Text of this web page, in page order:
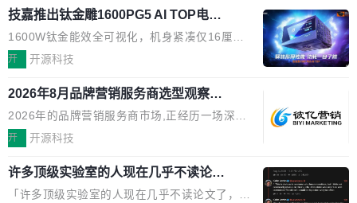
技嘉推出钛金雕1600PG5 AI TOP电
源：为发烧级主机与本地AI算力打造旗
舰供电方案
1600W钛金能效全可视化，机身紧凑仅16厘米
继2026台北电脑展首度亮相后，技嘉科技近日正
电源专为发烧级DIY主机与本地AI算力平台打
造，整机长度仅16厘米，提供1600W额定功率
与80PLUS钛金能效；支持ATX 3.1与PCIe 5.1
实时LCD监控屏，可充分满足当下高阶PC主机
的严苛使用需求。 澎湃功率，紧凑机身 钛金雕1
开 开源科技
2026年8月品牌营销服务商选型观察：
从流量思维到品牌资产思维的范式转移
2026年的品牌营销服务商市场,正经历一场深刻
的价值重构。全球全案品牌代理机构市场从2025
复合增长率达5.44%,预计2032年将突破120亿美
元。数字广告与公共关系相关服务市场更是从20
开 开源科技
许多顶级实验室的人现在几乎不读论文
了
「许多顶级实验室的人现在几乎不读论文了，而